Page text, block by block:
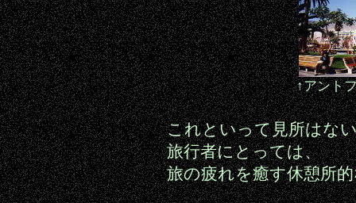
↑アント
これといって見所はな
旅行者にとっては、
旅の疲れを癒す休憩所